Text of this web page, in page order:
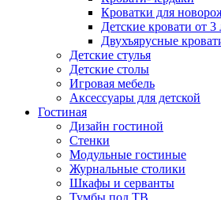
Кроватки для
Детские кровати от 3
Двухъярусные
Детские стулья
Детские столы
Игровая мебель
Аксессуары для детской
Гостиная
Дизайн гостиной
Стенки
Модульные гостиные
Журнальные столики
Шкафы и серванты